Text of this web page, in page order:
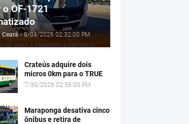
OF-1721
Ceará - 8/04/2026 02:32:00 PM
Crateús adquire dois
micros 0km para o TRUE
7/30/2026 02:58:00 PM
Maraponga desativa cinco
ônibus e retira de